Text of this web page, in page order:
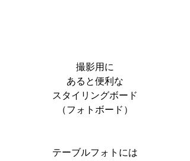
撮影用に
あると便利な
スタイリングボード
（フォトボード）
テーブルフォトには